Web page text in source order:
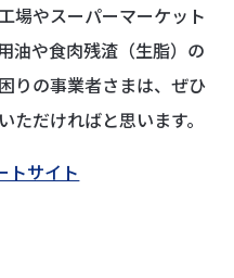
場やスーパーマーケット
油や食肉残渣（生脂）の
りの事業者さまは、ぜひ
だければと思います。
トサイト